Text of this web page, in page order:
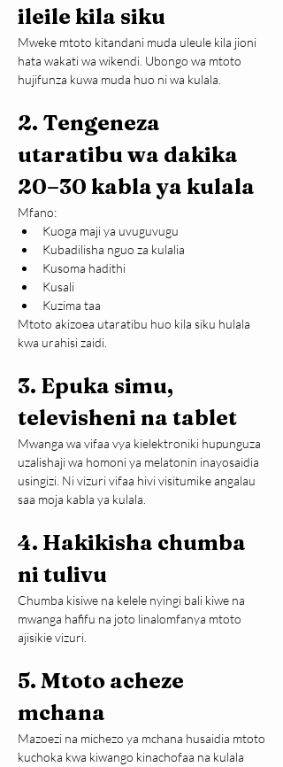
ileile kila siku
Mweke mtoto kitandani muda uleule kila jioni
hata wakati wa wikendi. Ubongo wa mtoto
hujifunza kuwa muda huo ni wa kulala.
2. Tengeneza
utaratibu wa dakika
20–30 kabla ya kulala
Mfano:
Kuoga maji ya uvuguvugu
Kubadilisha nguo za kulalia
Kusoma hadithi
Kusali
Kuzima taa
Mtoto akizoea utaratibu huo kila siku hulala
kwa urahisi zaidi.
3. Epuka simu,
televisheni na tablet
Mwanga wa vifaa vya kielektroniki hupunguza
uzalishaji wa homoni ya melatonin inayosaidia
usingizi. Ni vizuri vifaa hivi visitumike angalau
saa moja kabla ya kulala.
4. Hakikisha chumba
ni tulivu
Chumba kisiwe na kelele nyingi bali kiwe na
mwanga hafifu na joto linalomfanya mtoto
ajisikie vizuri.
5. Mtoto acheze
mchana
Mazoezi na michezo ya mchana husaidia mtoto
kuchoka kwa kiwango kinachofaa na kulala